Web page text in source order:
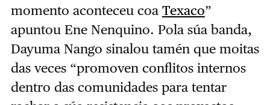
momento aconteceu coa Texaco”
apuntou Ene Nenquino. Pola súa banda,
Dayuma Nango sinalou tamén que moitas
das veces “promoven conflitos internos
dentro das comunidades para tentar